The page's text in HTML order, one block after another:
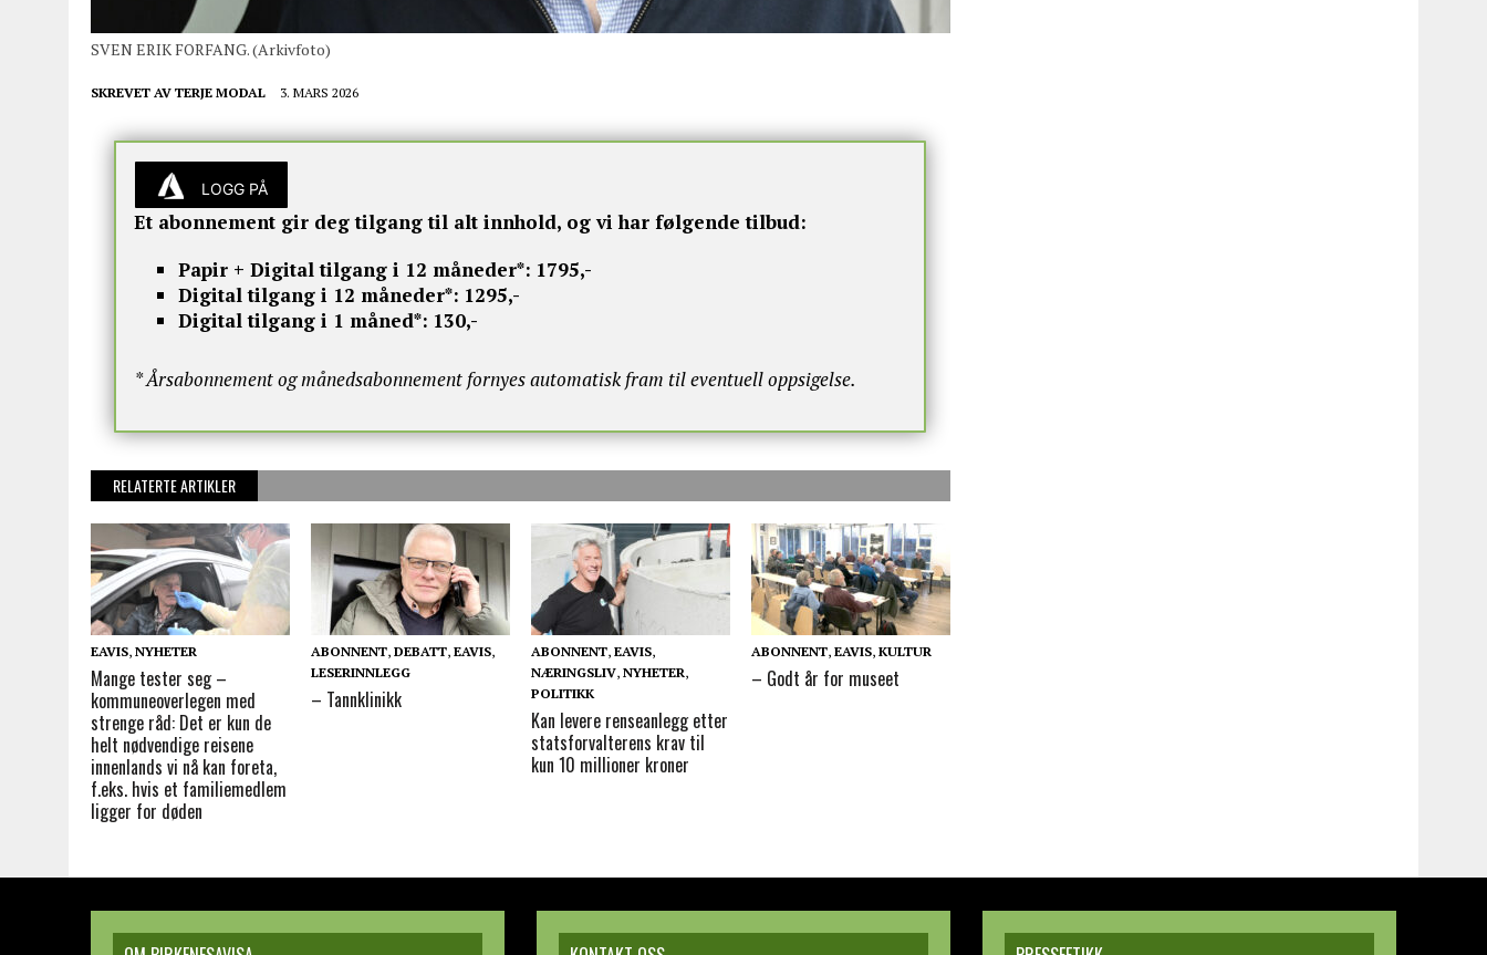
SVEN ERIK FORFANG. (Arkivfoto)
SKREVET AV TERJE MODAL 3. MARS 2026
LOGG PÅ
Et abonnement gir deg tilgang til alt innhold, og vi har følgende tilbud:
Papir + Digital tilgang i 12 måneder*: 1795,-
Digital tilgang i 12 måneder*: 1295,-
Digital tilgang i 1 måned*: 130,-
* Årsabonnement og månedsabonnement fornyes automatisk fram til eventuell oppsigelse.
RELATERTE ARTIKLER
EAVIS, NYHETER
Mange tester seg –
kommuneoverlegen med
strenge råd: Det er kun de
helt nødvendige reisene
innenlands vi nå kan foreta,
f.eks. hvis et familiemedlem
ligger for døden
ABONNENT,DEBATT,EAVIS,
LESERINNLEGG
– Tannklinikk
ABONNENT,EAVIS,
NÆRINGSLIV,NYHETER,
POLITIKK
Kan levere renseanlegg etter
statsforvalterens krav til
kun 10 millioner kroner
ABONNENT,EAVIS,KULTUR
– Godt år for museet